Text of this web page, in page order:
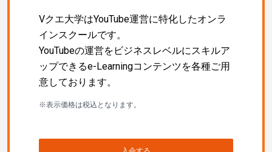
Vクエ大学はYouTube運営に特化したオンラ
インスクールです。
YouTubeの運営をビジネスレベルにスキルア
ップできるe-Learningコンテンツを各種ご用
意しております。
※表示価格は税込となります。